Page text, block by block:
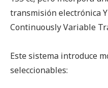
transmisión electrónica
Continuously Variable
Este sistema introduce
seleccionables: